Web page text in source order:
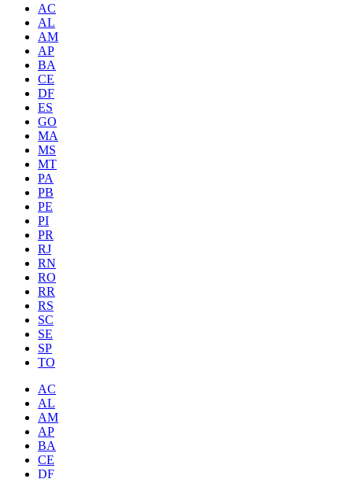
AC
AL
AM
AP
BA
CE
DF
ES
GO
MA
MS
MT
PA
PB
PE
PI
PR
RJ
RN
RO
RR
RS
SC
SE
SP
TO
AC
AL
AM
AP
BA
CE
DF